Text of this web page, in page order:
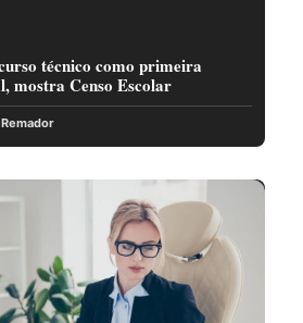
técnico como primeira
mostra Censo Escolar